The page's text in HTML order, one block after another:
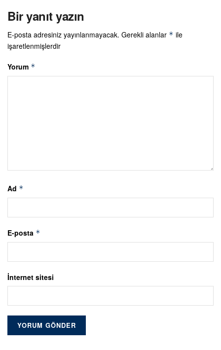
Bir yanıt yazın
E-posta adresiniz yayınlanmayacak. Gerekli alanlar * ile
işaretlenmişlerdir
Yorum *
Ad *
E-posta *
İnternet sitesi